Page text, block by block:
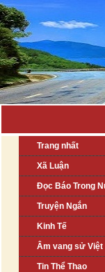
Trang nhất
Xã Luận
Đọc Báo Trong
Truyện Ngắn
Kinh Tế
Âm vang sử Việt
Tin Thể Thao